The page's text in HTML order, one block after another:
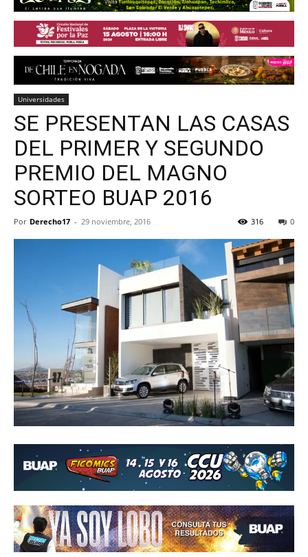
Universidades
SE PRESENTAN LAS CASAS
DEL PRIMER Y SEGUNDO
PREMIO DEL MAGNO
SORTEO BUAP 2016
Por Derecho17 - 29 noviembre, 2016 0
316